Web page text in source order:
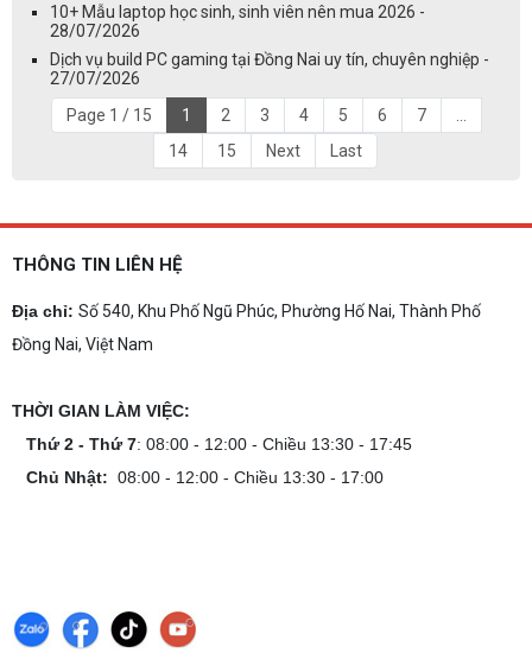
10+ Mẫu laptop học sinh, sinh viên nên mua 2026 -
28/07/2026
Dịch vụ build PC gaming tại Đồng Nai uy tín, chuyên nghiệp -
27/07/2026
Page 1 / 15
1 2 3 4 5 6 7
14
15 Next Last
THÔNG TIN LIÊN HỆ
Địa chỉ: Số 540, Khu Phố Ngũ Phúc, Phường Hố Nai, Thành Phố
Đồng Nai, Việt Nam
THỜI GIAN LÀM VIỆC:
Thứ 2 - Thứ 7: 08:00 - 12:00 - Chiều 13:30 - 17:45
Chủ Nhật: 08:00 - 12:00 - Chiều 13:30 - 17:00